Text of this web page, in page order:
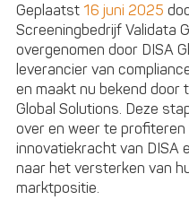
Geplaatst 16 juni 2025
Screeningbedrijf Validata
overgenomen door DISA
leverancier van
en maakt nu bekend door
Global Solutions. Deze
over en weer te
innovatiekracht van DISA
naar het versterken van
marktpositie.